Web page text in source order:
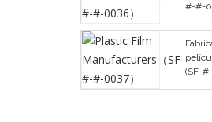
#-#-
(SF-